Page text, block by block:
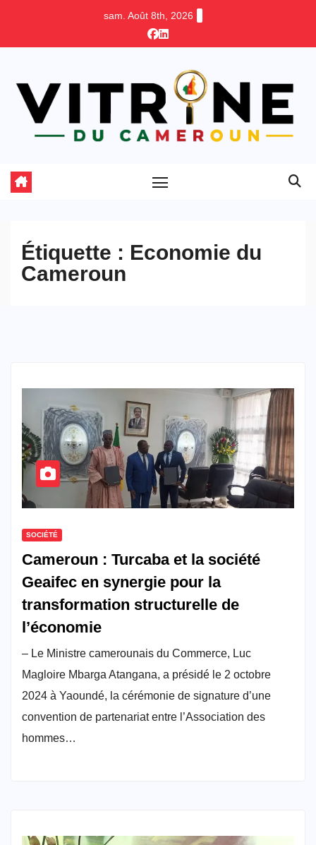
sam. Août 8th, 2026
Étiquette : Economie du
Cameroun
SOCIÉTÉ
Cameroun : Turcaba et la société
Geaifec en synergie pour la
transformation structurelle de
l’économie
– Le Ministre camerounais du Commerce, Luc
Magloire Mbarga Atangana, a présidé le 2 octobre
2024 à Yaoundé, la cérémonie de signature d’une
convention de partenariat entre l’Association des
hommes…